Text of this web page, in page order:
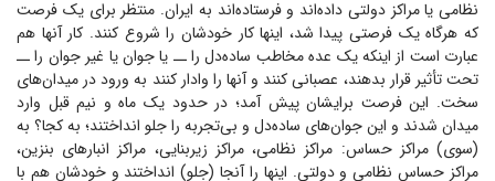
نظامی یا مراکز دولتی داده‌اند و فرستاده‌اند به ایران. منتظر برای یک فرصت
که هرگاه یک فرصتی پیدا شد، اینها کار خودشان را شروع کنند. کار آنها هم
عبارت است از اینکه یک عده مخاطب ساده‌دل را ــ یا جوان یا غیر جوان را ــ
تحت تأثیر قرار بدهند، عصبانی کنند و آنها را وادار کنند به ورود در میدان‌های
سخت. این فرصت برایشان پیش آمد؛ در حدود یک ماه و نیم قبل وارد
میدان شدند و این جوان‌های ساده‌دل و بی‌تجربه را جلو انداختند؛ به کجا؟ به
(سوی) مراکز حساس: مراکز نظامی، مراکز زیربنایی، مراکز انبار‌های بنزین،
مراکز حساس نظامی و دولتی. اینها را آنجا (جلو) انداختند و خودشان هم با